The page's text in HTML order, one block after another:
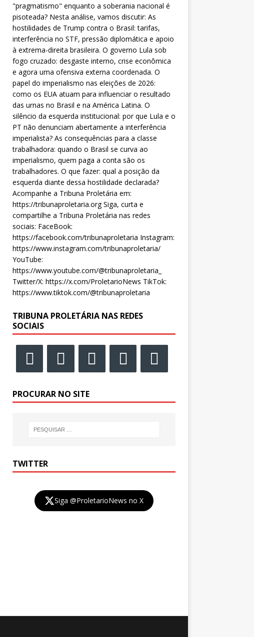
"pragmatismo" enquanto a soberania nacional é
pisoteada? Nesta análise, vamos discutir: As
hostilidades de Trump contra o Brasil: tarifas,
interferência no STF, pressão diplomática e apoio
à extrema-direita brasileira. O governo Lula sob
fogo cruzado: desgaste interno, crise econômica
e agora uma ofensiva externa coordenada. O
papel do imperialismo nas eleições de 2026:
como os EUA atuam para influenciar o resultado
das urnas no Brasil e na América Latina. O
silêncio da esquerda institucional: por que Lula e o
PT não denunciam abertamente a interferência
imperialista? As consequências para a classe
trabalhadora: quando o Brasil se curva ao
imperialismo, quem paga a conta são os
trabalhadores. O que fazer: qual a posição da
esquerda diante dessa hostilidade declarada?
Acompanhe a Tribuna Proletária em:
https://tribunaproletaria.org Siga, curta e
compartilhe a Tribuna Proletária nas redes
sociais: FaceBook:
https://facebook.com/tribunaproletaria Instagram:
https://www.instagram.com/tribunaproletaria/
YouTube:
https://www.youtube.com/@tribunaproletaria_
Twitter/X: https://x.com/ProletarioNews TikTok:
https://www.tiktok.com/@tribunaproletaria
TRIBUNA PROLETÁRIA NAS REDES
SOCIAIS
PROCURAR NO SITE
TWITTER
Siga @ProletarioNews no X